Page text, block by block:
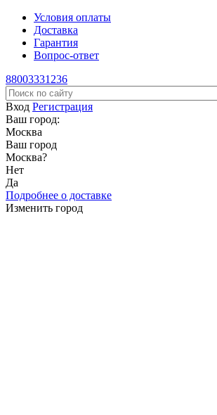
Условия оплаты
Доставка
Гарантия
Вопрос-ответ
88003331236
Вход Регистрация
Ваш город:
Москва
Ваш город
Москва?
Нет
Да
Подробнее о доставке
Изменить город